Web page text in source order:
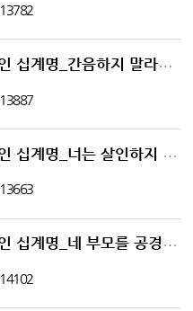
13782
서구 근대 사회의 근간인 십계명_간음하지 말라의 의미_건강한 부부 관계의 중요성_성경과 정치 26
13887
서구 근대 사회의 근간인 십계명_너는 살인하지 말라의 의미_성경과 정치 25
13663
서구 근대 사회의 근간인 십계명_네 부모를 공경하라의 의미_성경과 정치 24
14102